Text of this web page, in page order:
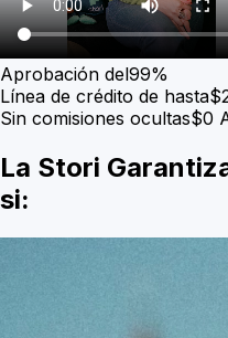
Aprobación del99%
Línea de crédito de hasta
Sin comisiones ocultas$0
La Stori
si: